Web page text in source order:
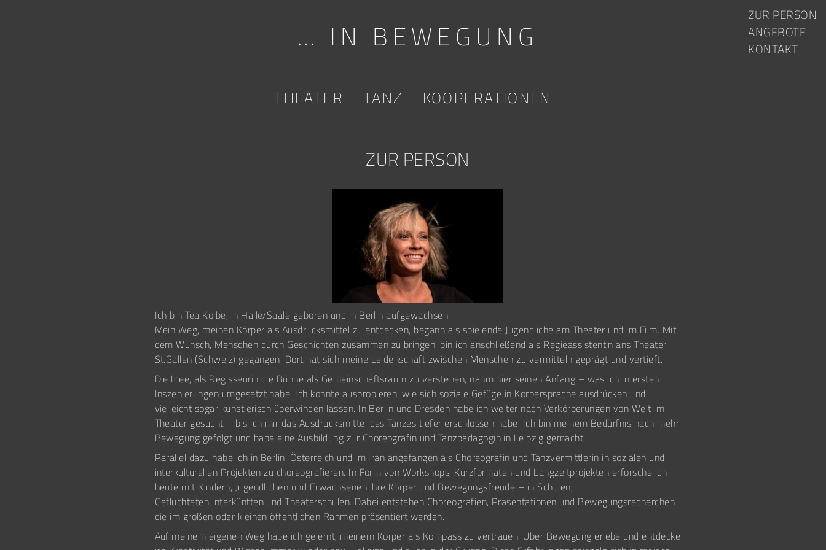
… IN BEWEGUNG
Skip to contentZUR PERSON
ANGEBOTE
KONTAKT
THEATER TANZ KOOPERATIONEN
ZUR PERSON
Ich bin Tea Kolbe, in Halle/Saale geboren und in Berlin aufgewachsen.
Mein Weg, meinen Körper als Ausdrucksmittel zu entdecken, begann als spielende Jugendliche am Theater und im Film. Mit
dem Wunsch, Menschen durch Geschichten zusammen zu bringen, bin ich anschließend als Regieassistentin ans Theater
St.Gallen (Schweiz) gegangen. Dort hat sich meine Leidenschaft zwischen Menschen zu vermitteln geprägt und vertieft.
Die Idee, als Regisseurin die Bühne als Gemeinschaftsraum zu verstehen, nahm hier seinen Anfang – was ich in ersten
Inszenierungen umgesetzt habe. Ich konnte ausprobieren, wie sich soziale Gefüge in Körpersprache ausdrücken und
vielleicht sogar künstlerisch überwinden lassen. In Berlin und Dresden habe ich weiter nach Verkörperungen von Welt im
Theater gesucht – bis ich mir das Ausdrucksmittel des Tanzes tiefer erschlossen habe. Ich bin meinem Bedürfnis nach mehr
Bewegung gefolgt und habe eine Ausbildung zur Choreografin und Tanzpädagogin in Leipzig gemacht.
Parallel dazu habe ich in Berlin, Österreich und im Iran angefangen als Choreografin und Tanzvermittlerin in sozialen und
interkulturellen Projekten zu choreografieren. In Form von Workshops, Kurzformaten und Langzeitprojekten erforsche ich
heute mit Kindern, Jugendlichen und Erwachsenen ihre Körper und Bewegungsfreude – in Schulen,
Geflüchtetenunterkünften und Theaterschulen. Dabei entstehen Choreografien, Präsentationen und Bewegungsrecherchen
die im großen oder kleinen öffentlichen Rahmen präsentiert werden.
Auf meinem eigenen Weg habe ich gelernt, meinem Körper als Kompass zu vertrauen. Über Bewegung erlebe und entdecke